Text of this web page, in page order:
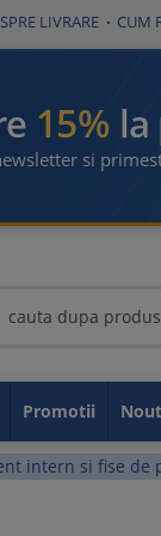
LIVRARE CUM
15%
si
Promotii
intern si fise de